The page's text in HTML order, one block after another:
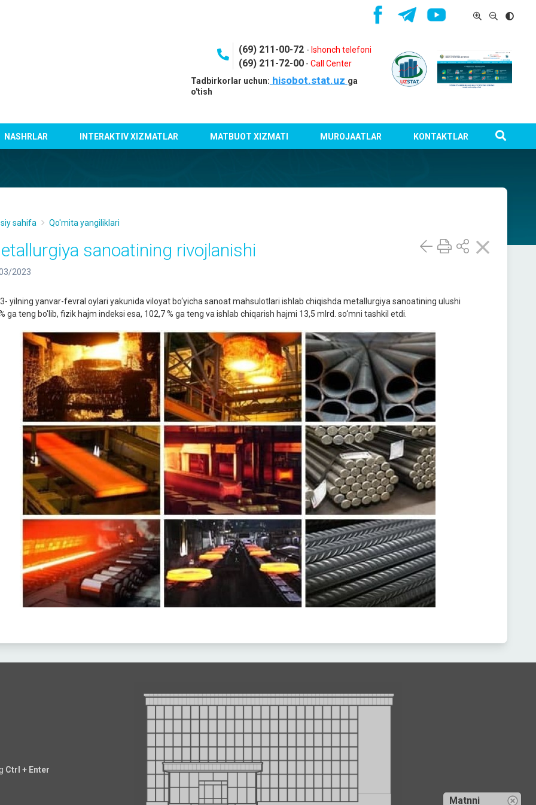
(69) 211-00-72 - Ishonch telefoni
(69) 211-72-00- Call Center
Tadbirkorlar uchun: hisobot.stat.uz ga
o'tish
NASHRLAR INTERAKTIV XIZMATLAR MATBUOT XIZMATI MUROJAATLAR KONTAKTLAR
sahifa Qo'mita yangiliklari
sanoatining rivojlanishi
2023
yilning yanvar-fevral oylari yakunida viloyat bo‘yicha sanoat mahsulotlari ishlab chiqishda metallurgiya sanoatining ulushi
ga teng bo'lib, fizik hajm indeksi esa, 102,7 % ga teng va ishlab chiqarish hajmi 13,5 mlrd. so‘mni tashkil etdi.
Ctrl + Enter
Matnni